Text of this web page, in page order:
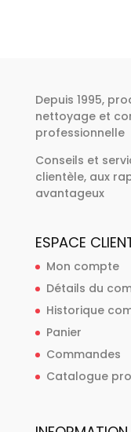
Depuis 1995,
nettoyage et
professionnelle
Conseils et
clientèle, aux
avantageux
ESPACE
Mon compte
Détails du
Historique
Panier
Commandes
Catalogue